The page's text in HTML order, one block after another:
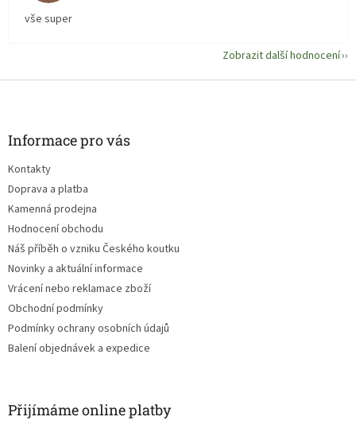
vše super
Zobrazit další hodnocení
Z
Informace pro vás
Kontakty
Doprava a platba
Kamenná prodejna
Hodnocení obchodu
Náš příběh o vzniku Českého koutku
Novinky a aktuální informace
Vrácení nebo reklamace zboží
Obchodní podmínky
Podmínky ochrany osobních údajů
Balení objednávek a expedice
Přijímáme online platby